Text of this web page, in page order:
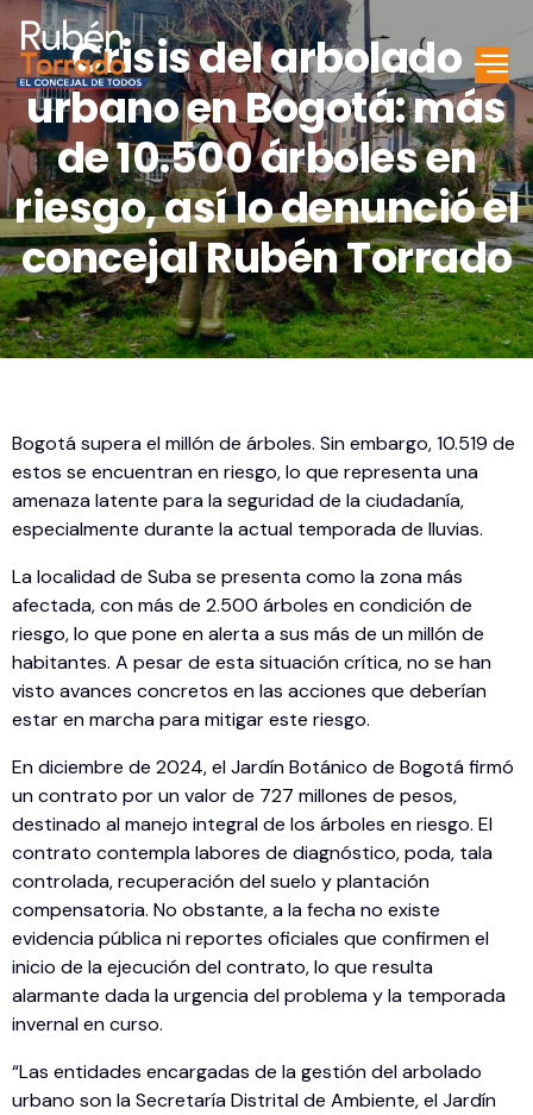
Crisis del arbolado
urbano en Bogotá: más
de 10.500 árboles en
riesgo, así lo denunció el
concejal Rubén Torrado
Bogotá supera el millón de árboles. Sin embargo, 10.519 de
estos se encuentran en riesgo, lo que representa una
amenaza latente para la seguridad de la ciudadanía,
especialmente durante la actual temporada de lluvias.
La localidad de Suba se presenta como la zona más
afectada, con más de 2.500 árboles en condición de
riesgo, lo que pone en alerta a sus más de un millón de
habitantes. A pesar de esta situación crítica, no se han
visto avances concretos en las acciones que deberían
estar en marcha para mitigar este riesgo.
En diciembre de 2024, el Jardín Botánico de Bogotá firmó
un contrato por un valor de 727 millones de pesos,
destinado al manejo integral de los árboles en riesgo. El
contrato contempla labores de diagnóstico, poda, tala
controlada, recuperación del suelo y plantación
compensatoria. No obstante, a la fecha no existe
evidencia pública ni reportes oficiales que confirmen el
inicio de la ejecución del contrato, lo que resulta
alarmante dada la urgencia del problema y la temporada
invernal en curso.
“Las entidades encargadas de la gestión del arbolado
urbano son la Secretaría Distrital de Ambiente, el Jardín